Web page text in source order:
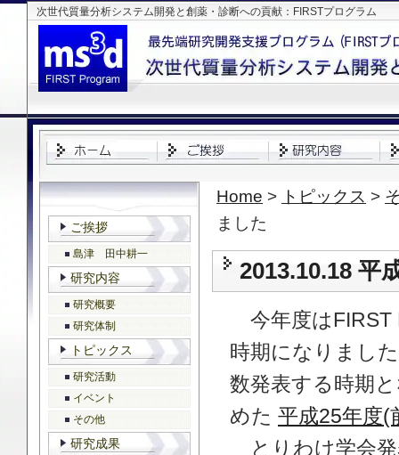
次世代質量分析システム開発と創薬・診断への貢献：FIRSTプログラム
Home > トピックス >
ました
2013.10.18 平
今年度はFIRST
時期になりまし
数発表する時期
めた 平成25年度(
とりわけ学会発
ご挨拶
島津 田中耕一
研究内容
研究概要
研究体制
トピックス
研究活動
イベント
その他
研究成果